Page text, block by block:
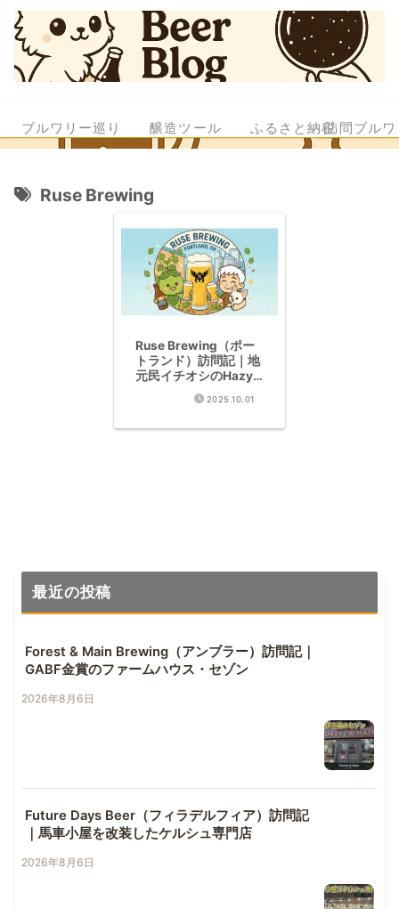
ブルワリー巡り 醸造ツール ふるさと納税訪問ブル
Ruse Brewing
Ruse Brewing（ポー
トランド）訪問記｜地
元民イチオシのHazy
2025.10.01
最近の投稿
Forest & Main Brewing（アンブラー）訪問記｜
GABF金賞のファームハウス・セゾン
2026年8月6日
Future Days Beer（フィラデルフィア）訪問記
｜馬車小屋を改装したケルシュ専門店
2026年8月6日